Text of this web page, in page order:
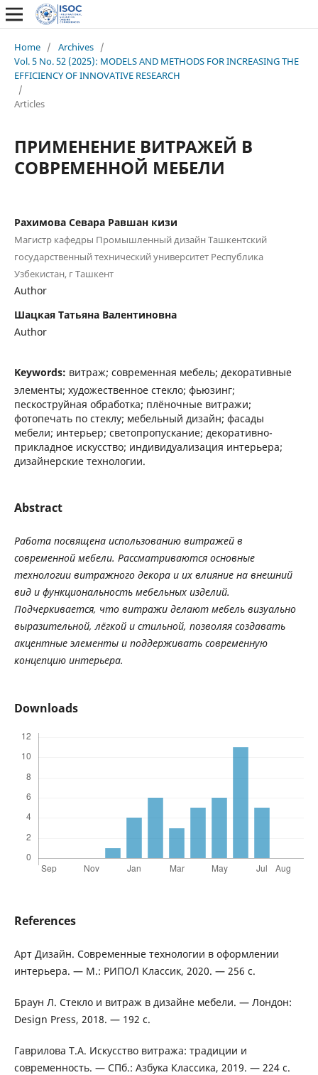
Home / Archives /
Vol. 5 No. 52 (2025): MODELS AND METHODS FOR INCREASING THE
EFFICIENCY OF INNOVATIVE RESEARCH
/
Articles
ПРИМЕНЕНИЕ ВИТРАЖЕЙ В
СОВРЕМЕННОЙ МЕБЕЛИ
Рахимова Севара Равшан кизи
Магистр кафедры Промышленный дизайн Ташкентский
государственный технический университет Республика
Узбекистан, г Ташкент
Author
Шацкая Татьяна Валентиновна
Author
Keywords: витраж; современная мебель; декоративные
элементы; художественное стекло; фьюзинг;
пескоструйная обработка; плёночные витражи;
фотопечать по стеклу; мебельный дизайн; фасады
мебели; интерьер; светопропускание; декоративно-
прикладное искусство; индивидуализация интерьера;
дизайнерские технологии.
Abstract
Работа посвящена использованию витражей в
современной мебели. Рассматриваются основные
технологии витражного декора и их влияние на внешний
вид и функциональность мебельных изделий.
Подчеркивается, что витражи делают мебель визуально
выразительной,лёгкой и стильной, позволяя создавать
акцентные элементы и поддерживать современную
концепцию интерьера.
Downloads
References
Арт Дизайн. Современные технологии в оформлении
интерьера. — М.: РИПОЛ Классик, 2020. — 256 с.
Браун Л. Стекло и витраж в дизайне мебели. — Лондон:
Design Press, 2018. — 192 с.
Гаврилова Т.А. Искусство витража: традиции и
современность. — СПб.: Азбука Классика, 2019. — 224 с.